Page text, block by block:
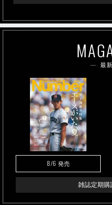
最
8/6 発売
雑誌定期購